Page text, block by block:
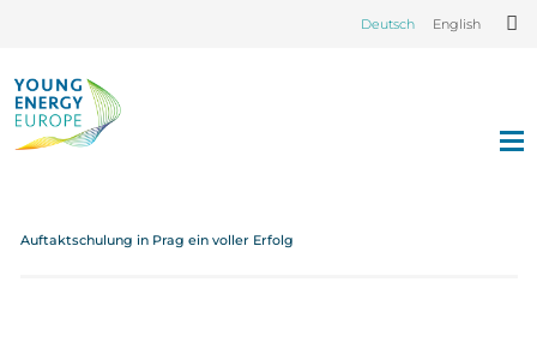
Deutsch English
Auftaktschulung in Prag ein voller Erfolg